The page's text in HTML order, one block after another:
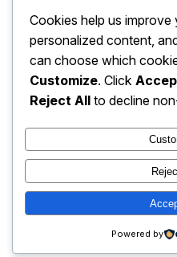
inflasi yang masih
utama di kawasan
mencerminkan
otoritas moneter
keseimbangan
rapuh. Langkah
baju hari ini
Cookies help us
personalized content,
can choose which
Customize. Click
Reject All to decline
Powered by